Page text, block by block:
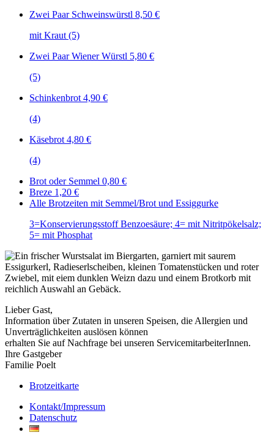
Zwei Paar Schweinswürstl 8,50 €
mit Kraut (5)
Zwei Paar Wiener Würstl 5,80 €
(5)
Schinkenbrot 4,90 €
(4)
Käsebrot 4,80 €
(4)
Brot oder Semmel 0,80 €
Breze 1,20 €
Alle Brotzeiten mit Semmel/Brot und Essiggurke
3=Konservierungsstoff Benzoesäure; 4= mit Nitritpökelsalz;
5= mit Phosphat
Lieber Gast,
Information über Zutaten in unseren Speisen, die Allergien und
Unverträglichkeiten auslösen können
erhalten Sie auf Nachfrage bei unseren ServicemitarbeiterInnen.
Ihre Gastgeber
Familie Poelt
Brotzeitkarte
Kontakt/Impressum
Datenschutz